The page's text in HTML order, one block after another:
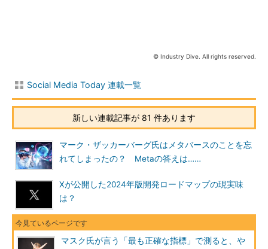
© Industry Dive. All rights reserved.
Social Media Today 連載一覧
新しい連載記事が 81 件あります
マーク・ザッカーバーグ氏はメタバースのことを忘
れてしまったの？ Metaの答えは……
Xが公開した2024年版開発ロードマップの現実味
は？
マスク氏が言う「最も正確な指標」で測ると、や